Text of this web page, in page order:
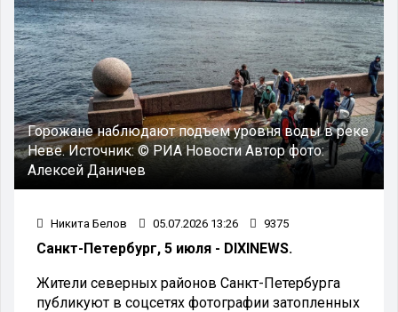
Горожане наблюдают подъем уровня воды в реке
Неве.Источник:© РИА НовостиАвтор фото:
Алексей Даничев
Никита Белов 05.07.2026 13:26 9375
Санкт-Петербург, 5 июля - DIXINEWS.
Жители северных районов Санкт-Петербурга
публикуют в соцсетях фотографии затопленных